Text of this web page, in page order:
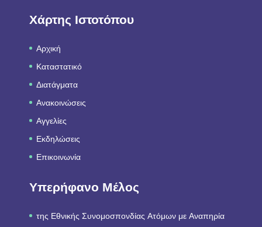
Χάρτης Ιστοτόπου
Αρχική
Καταστατικό
Διατάγματα
Ανακοινώσεις
Αγγελίες
Εκδηλώσεις
Επικοινωνία
Υπερήφανο Μέλος
της Εθνικής Συνομοσπονδίας Ατόμων με Αναπηρία